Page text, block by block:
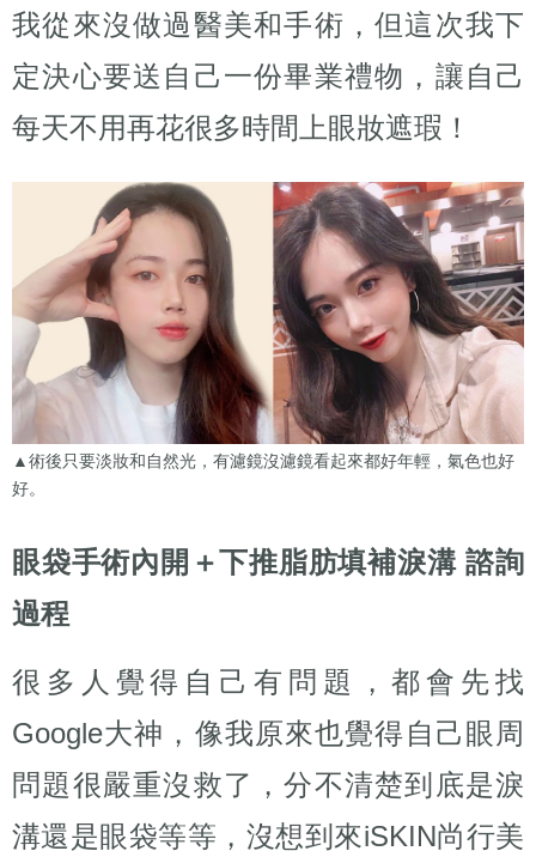
我從來沒做過醫美和手術，但這次我下
定決心要送自己一份畢業禮物，讓自己
每天不用再花很多時間上眼妝遮瑕！
▲術後只要淡妝和自然光，有濾鏡沒濾鏡看起來都好年輕，氣色也好
好。
眼袋手術內開＋下推脂肪填補淚溝 諮詢
過程
很多人覺得自己有問題，都會先找
Google大神，像我原來也覺得自己眼周
問題很嚴重沒救了，分不清楚到底是淚
溝還是眼袋等等，沒想到來iSKIN尚行美